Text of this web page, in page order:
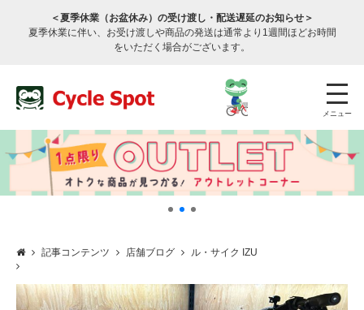
＜夏季休業（お盆休み）の受け渡し・配送遅延のお知らせ＞
夏季休業に伴い、お受け渡しや商品の発送は通常より1週間ほどお時間
をいただく場合がございます。
メニュー
記事コンテンツ 店舗ブログ ル・サイク IZU